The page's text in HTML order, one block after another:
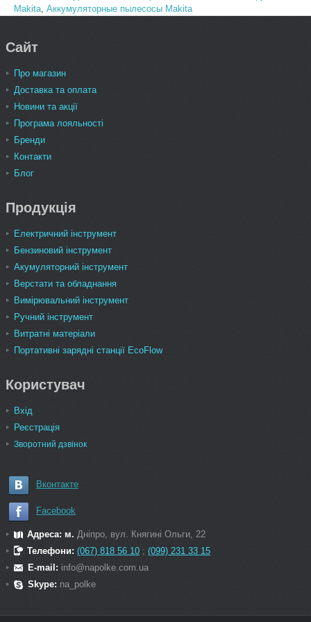
Makita, Аккумуляторные пылесосы Makita
Сайт
Про магазин
Доставка та оплата
Новини та акції
Програма лояльності
Бренди
Контакти
Блог
Продукція
Електричний інструмент
Бензиновий інструмент
Акумуляторний інструмент
Верстати та обладнання
Вимірювальний інструмент
Ручний інструмент
Витратні матеріали
Портативні зарядні станції EcoFlow
Користувач
Вхід
Реєстрація
Зворотний дзвінок
Вконтакте
Facebook
Адреса: м. Дніпро, вул. Княгині Ольги, 22
Телефони: (067) 818 56 10 ; (099) 231 33 15
E-mail: info@napolke.com.ua
Skype: na_polke